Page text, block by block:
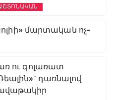
մարտական ոչ-
ու գոլառատ
դառնալով